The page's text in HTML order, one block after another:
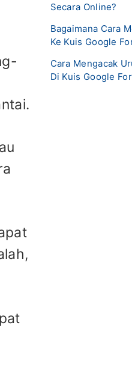
Secara Online?
Bagaimana Cara
Ke Kuis Google
Cara Mengacak
Di Kuis Google